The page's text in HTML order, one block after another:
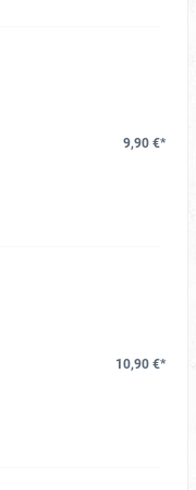
9,90 €*
10,90 €*